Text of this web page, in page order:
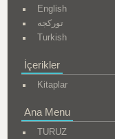
English
تورکجه
Turkish
İçerikler
Kitaplar
Ana Menu
TURUZ